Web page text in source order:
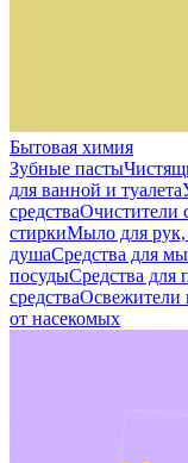
Бытовая химия
Зубные пасты
для ванной и туалета
средстваОчистители
стиркиМыло для
душаСредства для
посудыСредства для
средстваОсвежители
от насекомых